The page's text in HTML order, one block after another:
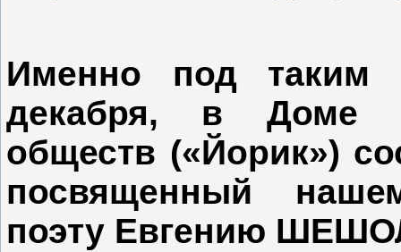
Именно под таким
декабря, в Доме
обществ («Йорик»)
посвященный
поэту Евгению